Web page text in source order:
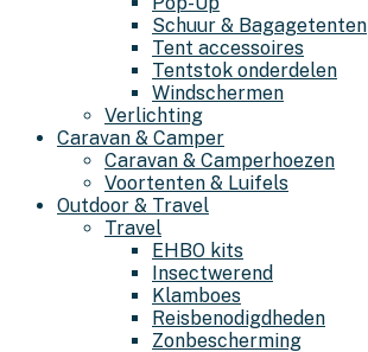
Schuur & Bagagetenten
Tent accessoires
Tentstok onderdelen
Windschermen
Verlichting
Caravan & Camper
Caravan & Camperhoezen
Voortenten & Luifels
Outdoor & Travel
Travel
EHBO kits
Insectwerend
Klamboes
Reisbenodigdheden
Zonbescherming